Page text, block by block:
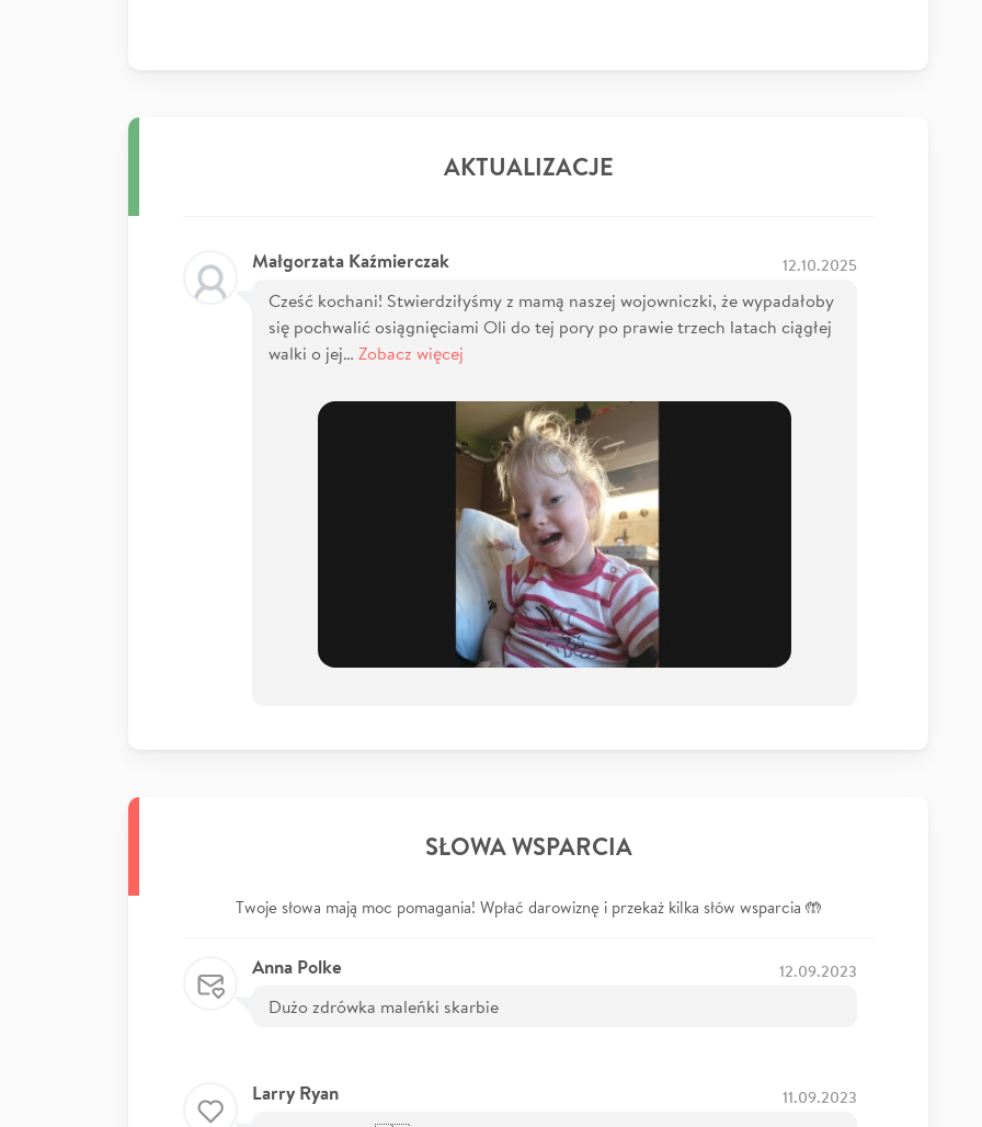
AKTUALIZACJE
Małgorzata Kaźmierczak 12.10.2025
Cześć kochani! Stwierdziłyśmy z mamą naszej wojowniczki, że wypadałoby
się pochwalić osiągnięciami Oli do tej pory po prawie trzech latach ciągłej
walki o jej… Zobacz więcej
SŁOWA WSPARCIA
Twoje słowa mają moc pomagania! Wpłać darowiznę i przekaż kilka słów wsparcia 🤲
Anna Polke 12.09.2023
Dużo zdrówka maleńki skarbie
Larry Ryan 11.09.2023